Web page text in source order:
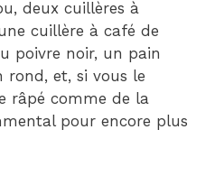
deux cuillères à
cuillère à café de
poivre noir, un pain
et, si vous le
râpé comme de la
pour encore plus